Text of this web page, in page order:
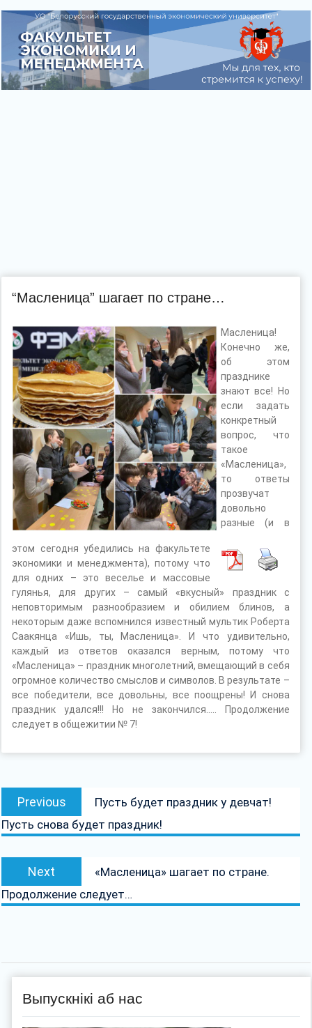
“Масленица” шагает по стране…
Масленица!
Конечно же,
об этом
празднике
знают все! Но
если задать
конкретный
вопрос, что
такое
«Масленица»,
то ответы
прозвучат
довольно
разные (и в
этом сегодня убедились на факультете
экономики и менеджмента), потому что
для одних – это веселье и массовые
гулянья, для других – самый «вкусный» праздник с
неповторимым разнообразием и обилием блинов, а
некоторым даже вспомнился известный мультик Роберта
Саакянца «Ишь, ты, Масленица». И что удивительно,
каждый из ответов оказался верным, потому что
«Масленица» – праздник многолетний, вмещающий в себя
огромное количество смыслов и символов. В результате –
все победители, все довольны, все поощрены! И снова
праздник удался!!! Но не закончился….. Продолжение
следует в общежитии № 7!
Навігацыя
запісах
Previous
post:
Пусть будет праздник у девчат!
Пусть снова будет праздник!
Next
post:
«Масленица» шагает по стране.
Продолжение следует…
Выпускнікі аб нас